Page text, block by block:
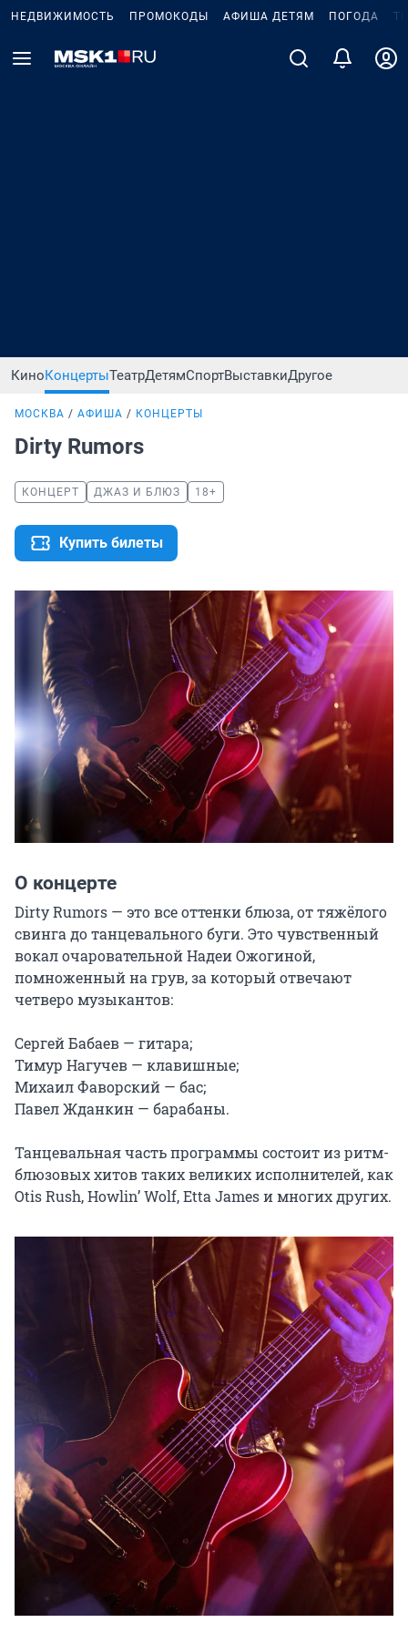
НЕДВИЖИМОСТЬ ПРОМОКОДЫ АФИША ДЕТЯМ ПОГОДА
КиноКонцертыТеатрДетямСпортВыставкиДругое
МОСКВА АФИША КОНЦЕРТЫ
Dirty Rumors
КОНЦЕРТ ДЖАЗ И БЛЮЗ 18+
Купить билеты
О концерте
Dirty Rumors — это все оттенки блюза, от тяжёлого
свинга до танцевального буги. Это чувственный
вокал очаровательной Надеи Ожогиной,
помноженный на грув, за который отвечают
четверо музыкантов:
Сергей Бабаев — гитара;
Тимур Нагучев — клавишные;
Михаил Фаворский — бас;
Павел Жданкин — барабаны.
Танцевальная часть программы состоит из ритм-
блюзовых хитов таких великих исполнителей, как
Otis Rush, Howlin’ Wolf, Etta James и многих других.